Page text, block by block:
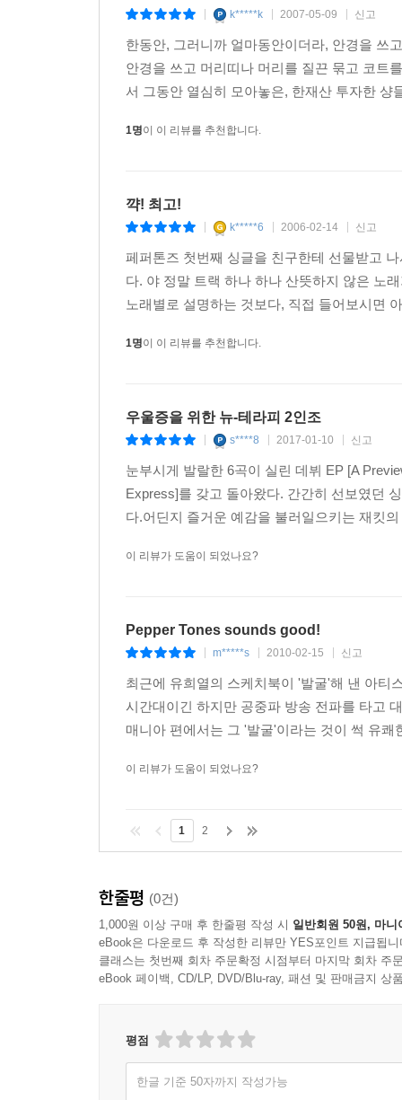
k*****k 2007-05-09 신고
한동안, 그러니까 얼마동안이더라, 안경을 쓰
안경을 쓰고 머리띠나 머리를 질끈 묶고 코트
서 그동안 열심히 모아놓은, 한재산 투자한
1명이 이 리뷰를 추천합니다.
꺅! 최고!
k*****6 2006-02-14 신고
페퍼톤즈 첫번째 싱글을 친구한테 선물받고
다. 야 정말 트랙 하나 하나 산뜻하지 않은 노
노래별로 설명하는 것보다, 직접 들어보시면
1명이 이 리뷰를 추천합니다.
우울증을 위한 뉴-테라피 2인조
s****8 2017-01-10 신고
눈부시게 발랄한 6곡이 실린 데뷔 EP [A
Express]를 갖고 돌아왔다. 간간히 선보였던
다.어딘지 즐거운 예감을 불러일으키는 재킷
이 리뷰가 도움이 되었나요?
Pepper Tones sounds good!
m*****s 2010-02-15 신고
최근에 유희열의 스케치북이 '발굴'해 낸 아티
시간대이긴 하지만 공중파 방송 전파를 타고
매니아 편에서는 그 '발굴'이라는 것이 썩 유
이 리뷰가 도움이 되었나요?
1 2
한줄평 (0건)
1,000원 이상 구매 후 한줄평 작성 시 일반회원 50원, 마니
eBook은 다운로드 후 작성한 리뷰만 YES포인트 지급됩니
클래스는 첫번째 회차 주문확정 시점부터 마지막 회차 주
eBook 페이백, CD/LP, DVD/Blu-ray, 패션 및 판매금지 상
평점
한글 기준 50자까지 작성가능